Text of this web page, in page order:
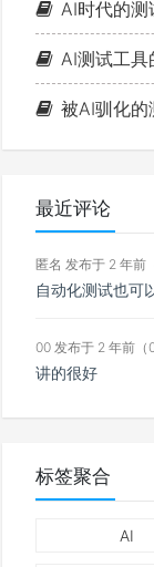
AI时代的测试
AI测试工具的测
被AI驯化的测试专家，当AI
最近评论
匿名 发布于 2 年前
00 发布于 2 年前（
讲的很好
标签聚合
AI